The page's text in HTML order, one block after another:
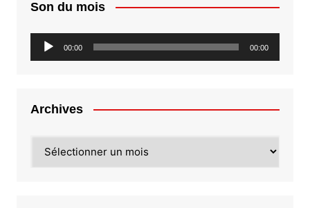
Son du mois
Lecteur
audio
00:00 00:00
Archives